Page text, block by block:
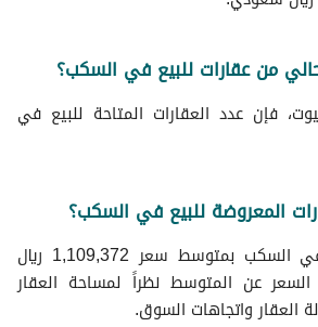
من عقارات للبيع في السكب؟
فإن عدد العقارات المتاحة للبيع في
المعروضة للبيع في السكب؟
تعرض عقارات للبيع في السكب بمتوسط سعر 1,109,372 ريال
عن المتوسط نظراً لمساحة العقار
العقار واتجاهات السوق.